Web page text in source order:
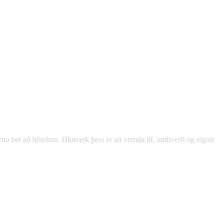
ber að höndum. Hlutverk þess er að vernda líf, umhverfi og eignir